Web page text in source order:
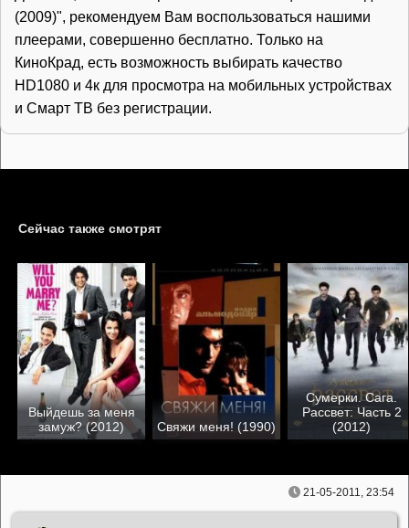
(2009)", рекомендуем Вам воспользоваться нашими
плеерами, совершенно бесплатно. Только на
КиноКрад, есть возможность выбирать качество
HD1080 и 4к для просмотра на мобильных устройствах
и Смарт ТВ без регистрации.
Сейчас также смотрят
Выйдешь за меня
замуж? (2012)
Свяжи меня! (1990)
Сумерки. Сага.
Рассвет: Часть 2
(2012)
21-05-2011, 23:54